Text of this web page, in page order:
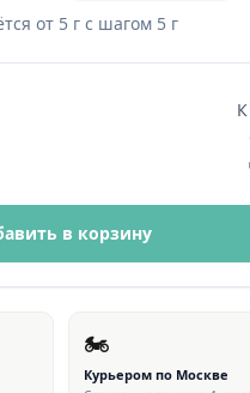
от 5 г с шагом 5 г
в корзину
🏍
Курьером по Москве